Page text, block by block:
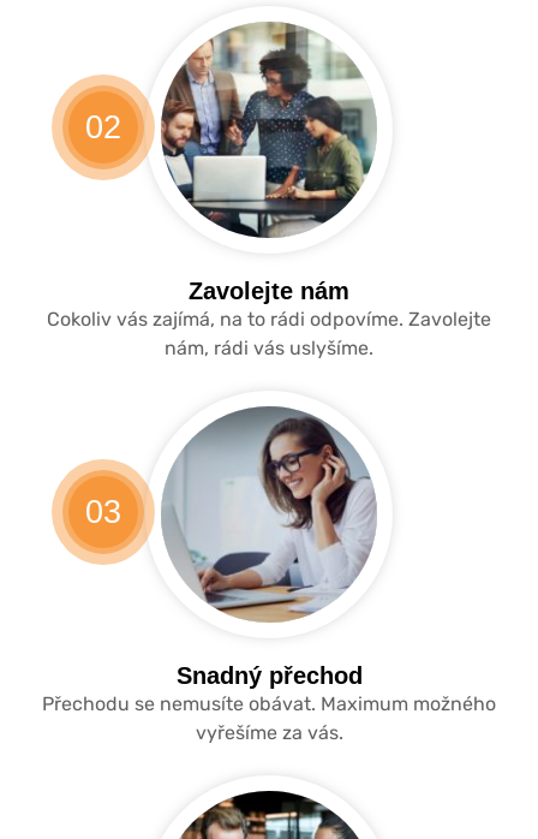
02
Zavolejte nám
Cokoliv vás zajímá, na to rádi odpovíme. Zavolejte
nám, rádi vás uslyšíme.
03
Snadný přechod
Přechodu se nemusíte obávat. Maximum možného
vyřešíme za vás.